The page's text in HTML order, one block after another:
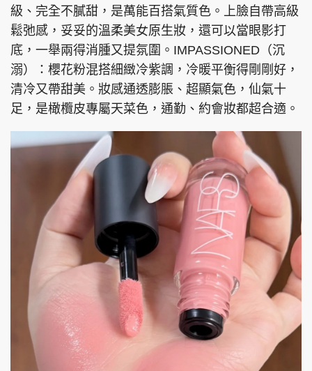
級、完全不膩甜，是萬能百搭氣質色。上臉自帶高級
鬆弛感，妥妥的溫柔美女原生妝，還可以當眼影打
底，一舉兩得消腫又提氛圍。IMPASSIONED（沉
溺）：櫻花粉混搭細緻冷紫調，冷暖平衡得剛剛好，
清冷又帶甜美。妝感通透膨脹、超顯氣色，仙氣十
足，是橄欖皮專屬天菜色，通勤、約會妝都超合適。